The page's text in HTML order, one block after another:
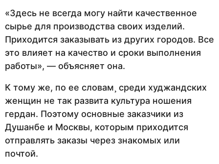
«Здесь не всегда могу найти качественное
сырье для производства своих изделий.
Приходится заказывать из других городов. Все
это влияет на качество и сроки выполнения
работы», — объясняет она.
К тому же, по ее словам¸ среди худжандских
женщин не так развита культура ношения
гердан. Поэтому основные заказчики из
Душанбе и Москвы, которым приходится
отправлять заказы через знакомых или
почтой.